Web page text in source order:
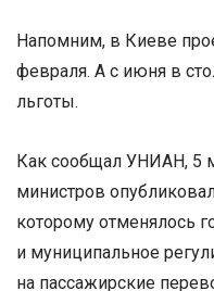
Напомним, в Киеве
февраля. А с июня в
льготы.
Как сообщал УНИАН, 5
министров
которому отменялось
и муниципальное
на пассажирские